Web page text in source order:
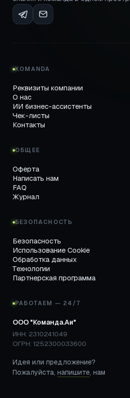
KOMANDA
Реквизиты компании
О нас
ИИ бизнес-ассистенты
Чек-листы
Контакты
ОБЩЕЕ
Оферта
Написать нам
FAQ
Журнал
БЕЗОПАСНОСТЬ
Безопасность
Использование Cookie
Обработка данных
Технологии
Партнерская программа
РАБОТАЕМ — 24/7
ООО "Команда.Аи"
ИНН: 2310241049
ОГРН: 1252300033600
Идея или предложение?
Пожалуйста, напишите, нам